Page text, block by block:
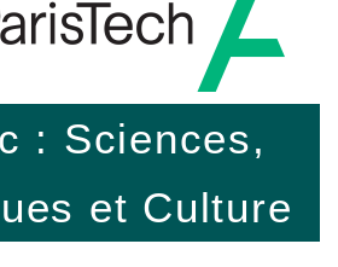
: Sciences,
et Culture